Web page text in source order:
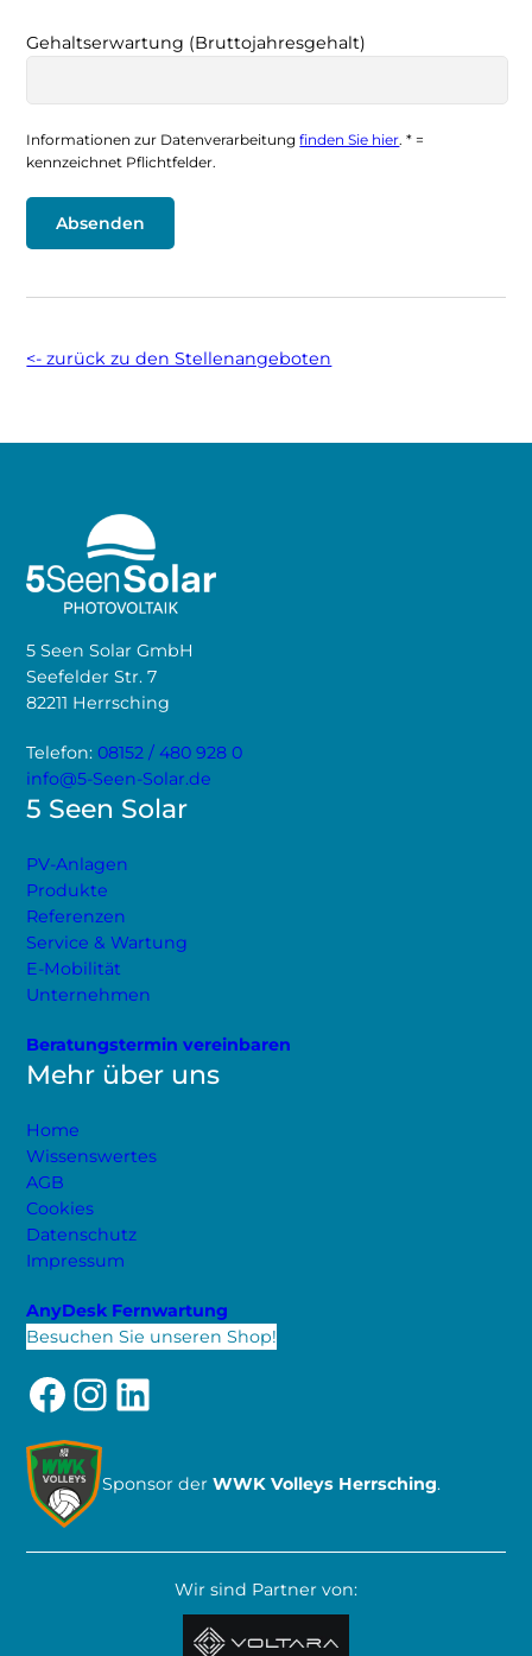
Gehaltserwartung (Bruttojahresgehalt)
Informationen zur Datenverarbeitungfinden Sie hier. * =
kennzeichnet Pflichtfelder.
<- zurück zu den Stellenangeboten
5 Seen Solar GmbH
Seefelder Str. 7
82211 Herrsching
Telefon:08152 / 480 928 0
info@5-Seen-Solar.de
5 Seen Solar
PV-Anlagen
Produkte
Referenzen
Service & Wartung
E-Mobilität
Unternehmen
Beratungstermin vereinbaren
Mehr über uns
Home
Wissenswertes
AGB
Cookies
Datenschutz
Impressum
AnyDesk Fernwartung
Besuchen Sie unseren Shop!
Facebook InstagramLinkedIn
Sponsor derWWK Volleys Herrsching.
Wir sind Partner von: